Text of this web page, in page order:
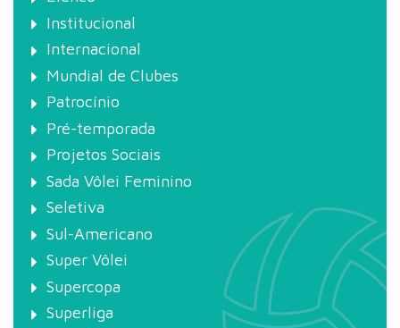
Institucional
Internacional
Mundial de Clubes
Patrocínio
Pré-temporada
Projetos Sociais
Sada Vôlei Feminino
Seletiva
Sul-Americano
Super Vôlei
Supercopa
Superliga